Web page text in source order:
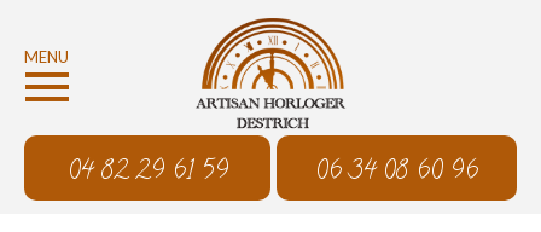
MENU
04 82 29 61 59 06 34 08 60 96